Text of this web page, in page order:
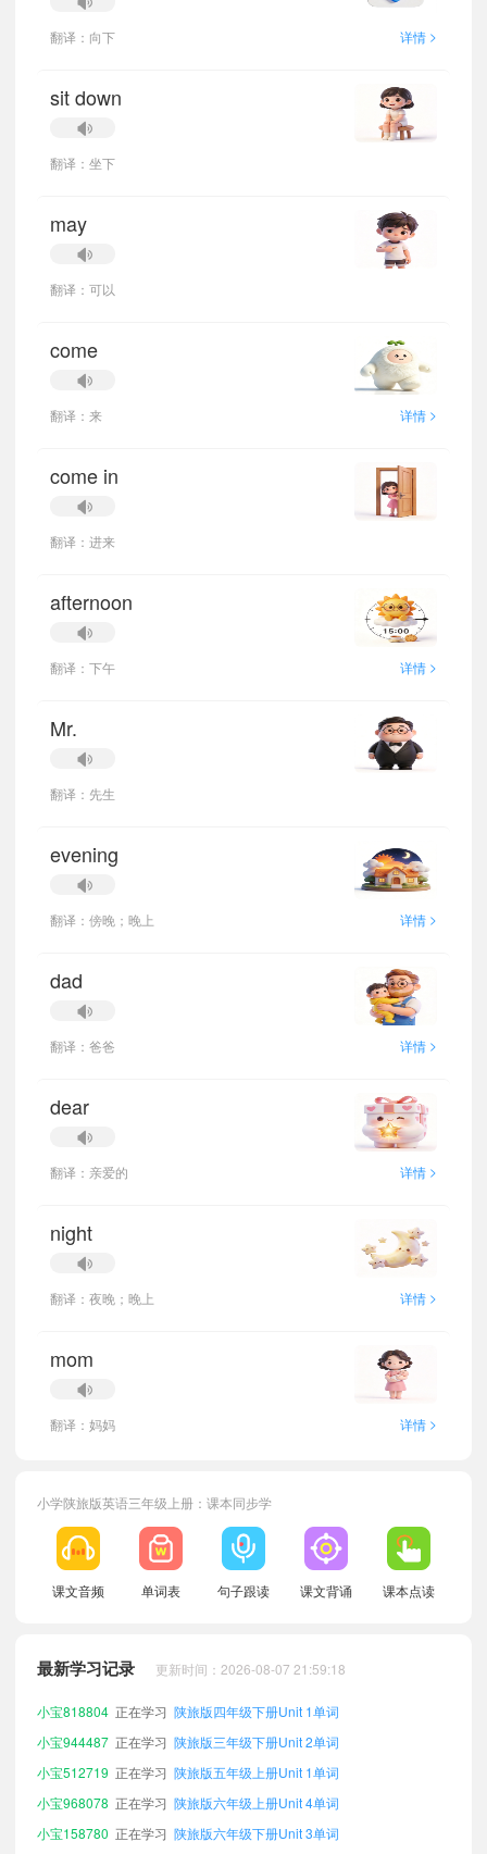
翻译：向下 详情 >
sit down
翻译：坐下
may
翻译：可以
come
翻译：来 详情 >
come in
翻译：进来
afternoon
翻译：下午 详情 >
Mr.
翻译：先生
evening
翻译：傍晚；晚上 详情 >
dad
翻译：爸爸 详情 >
dear
翻译：亲爱的 详情 >
night
翻译：夜晚；晚上 详情 >
mom
翻译：妈妈 详情 >
小学陕旅版英语三年级上册：课本同步学
课文音频 单词表 句子跟读 课文背诵 课本点读
最新学习记录 更新时间：2026-08-07 21:59:18
小宝266537 正在学习 陕旅版五年级下册Unit 4单词
小宝223592 正在学习 陕旅版四年级上册Unit 3单词
小宝818804 正在学习 陕旅版四年级下册Unit 1单词
小宝944487 正在学习 陕旅版三年级下册Unit 2单词
小宝512719 正在学习 陕旅版五年级上册Unit 1单词
小宝968078 正在学习 陕旅版六年级上册Unit 4单词
小宝158780 正在学习 陕旅版六年级下册Unit 3单词